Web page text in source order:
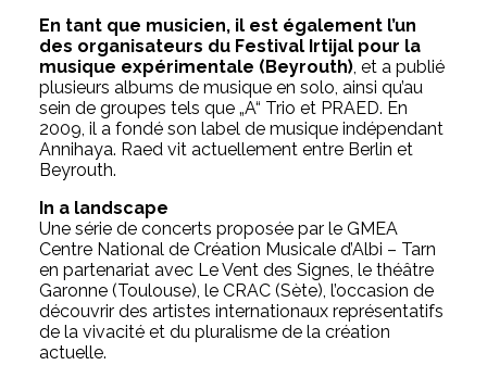
En tant que musicien, il est également l’un
des organisateurs du Festival Irtijal pour la
musique expérimentale (Beyrouth), et a publié
plusieurs albums de musique en solo, ainsi qu’au
sein de groupes tels que „A“ Trio et PRAED. En
2009, il a fondé son label de musique indépendant
Annihaya. Raed vit actuellement entre Berlin et
Beyrouth.
In a landscape
Une série de concerts proposée par le GMEA
Centre National de Création Musicale d’Albi – Tarn
en partenariat avec Le Vent des Signes, le théâtre
Garonne (Toulouse), le CRAC (Sète), l’occasion de
découvrir des artistes internationaux représentatifs
de la vivacité et du pluralisme de la création
actuelle.